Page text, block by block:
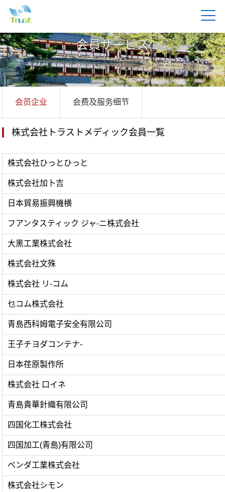
会員サービス
会员企业 会费及服务细节
株式会社トラストメディック会員一覧
株式会社ひっとひっと
株式会社加卜吉
日本貿易振興機横
フアンタスティック ジャ-ニ株式会社
大黑工業株式会社
株式会社文殊
株式会社 リ-コム
乜コム株式会社
青島西科姆電子安全有限公司
王子チヨダコンテナ-
日本荏原製作所
株式会社 口イネ
青島貴華針織有限公司
四国化工株式会社
四国加工(青島)有限公司
ベンダ工業株式会社
株式会社シモン